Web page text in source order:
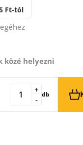
Ft-tól
közé helyezni
-
+ db